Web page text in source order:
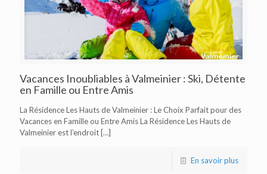
Vacances Inoubliables à Valmeinier : Ski, Détente
en Famille ou Entre Amis
La Résidence Les Hauts de Valmeinier : Le Choix Parfait pour des
Vacances en Famille ou Entre Amis La Résidence Les Hauts de
Valmeinier est l’endroit[…]
En savoir plus